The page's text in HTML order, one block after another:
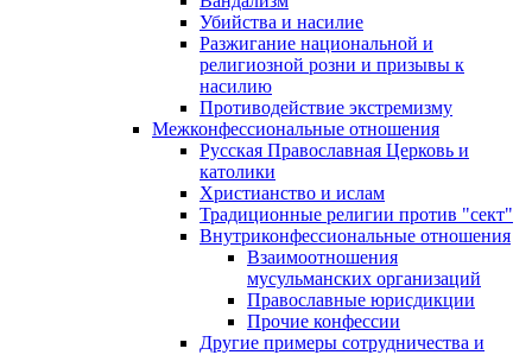
Убийства и насилие
Разжигание национальной и
религиозной розни и призывы к
насилию
Противодействие экстремизму
Межконфессиональные отношения
Русская Православная Церковь и
католики
Христианство и ислам
Традиционные религии против "сект"
Внутриконфессиональные отношения
Взаимоотношения
мусульманских организаций
Православные юрисдикции
Прочие конфессии
Другие примеры сотрудничества и